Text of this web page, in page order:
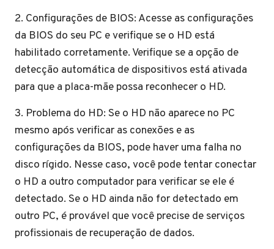
2. Configurações de BIOS: Acesse as configurações
da BIOS do seu PC e verifique se o HD está
habilitado corretamente. Verifique se a opção de
detecção automática de dispositivos está ativada
para que a placa-mãe possa reconhecer o HD.
3. Problema do HD: Se o HD não aparece no PC
mesmo após verificar as conexões e as
configurações da BIOS, pode haver uma falha no
disco rígido. Nesse caso, você pode tentar conectar
o HD a outro computador para verificar se ele é
detectado. Se o HD ainda não for detectado em
outro PC, é provável que você precise de serviços
profissionais de recuperação de dados.